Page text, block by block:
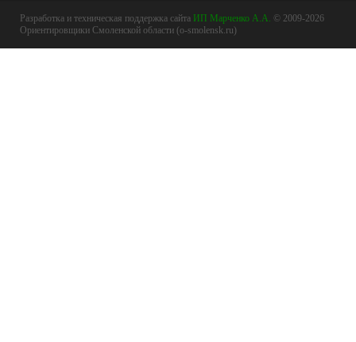
Разработка и техническая поддержка сайта ИП Марченко А.А. © 2009-2026
Ориентировщики Смоленской области (o-smolensk.ru)